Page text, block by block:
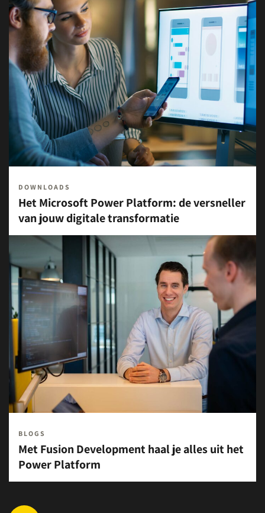
DOWNLOADS
Het Microsoft Power Platform: de versneller
van jouw digitale transformatie
BLOGS
Met Fusion Development haal je alles uit het
Power Platform